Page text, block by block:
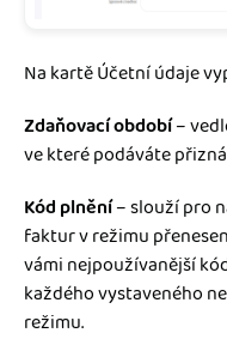
Na kartě Účetní údaje
Zdaňovací období–
ve které podáváte
Kód plnění– slouží pro
faktur v režimu
vámi nejpoužívanější
každého vystaveného
režimu.